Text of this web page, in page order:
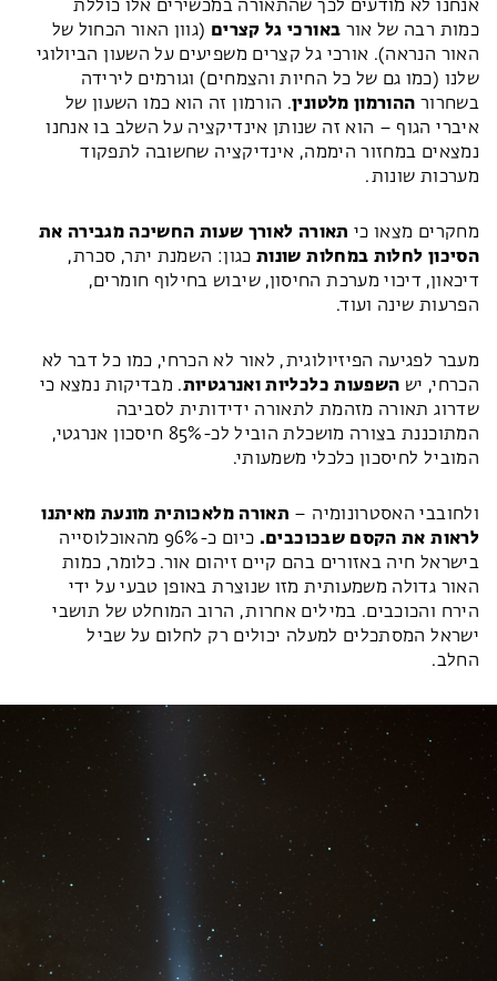
אנחנו לא מודעים לכך שהתאורה במכשירים אלו כוללת
כמות רבה של אור באורכי גל קצרים (גוון האור הכחול של
האור הנראה). אורכי גל קצרים משפיעים על השעון הביולוגי
שלנו (כמו גם של כל החיות והצמחים) וגורמים לירידה
בשחרור ההורמון מלטונין. הורמון זה הוא כמו השעון של
איברי הגוף – הוא זה שנותן אינדיקציה על השלב בו אנחנו
נמצאים במחזור היממה, אינדיקציה שחשובה לתפקוד
מערכות שונות.
מחקרים מצאו כי תאורה לאורך שעות החשיכה מגבירה את
הסיכון לחלות במחלות שונות כגון: השמנת יתר, סכרת,
דיכאון, דיכוי מערכת החיסון, שיבוש בחילוף חומרים,
הפרעות שינה ועוד.
מעבר לפגיעה הפיזיולוגית, לאור לא הכרחי, כמו כל דבר לא
הכרחי, יש השפעות כלכליות ואנרגטיות. מבדיקות נמצא כי
שדרוג תאורה מזהמת לתאורה ידידותית לסביבה
המתוכננת בצורה מושכלת הוביל לכ-85% חיסכון אנרגטי,
המוביל לחיסכון כלכלי משמעותי.
ולחובבי האסטרונומיה – תאורה מלאכותית מונעת מאיתנו
לראות את הקסם שבכוכבים.
כיום כ-96% מהאוכלוסייה
בישראל חיה באזורים בהם קיים זיהום אור. כלומר, כמות
האור גדולה משמעותית מזו שנוצרת באופן טבעי על ידי
הירח והכוכבים. במילים אחרות, הרוב המוחלט של תושבי
ישראל המסתכלים למעלה יכולים רק לחלום על שביל
החלב.